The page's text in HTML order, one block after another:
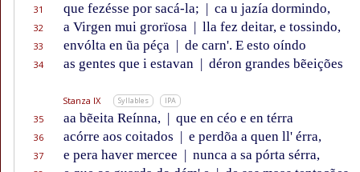
31 que fezésse por sacá-la; | ca u jazía dormindo,
32 a Virgen mui grorïosa | lla fez deitar, e tossindo,
33 envólta en ũa péça | de carn'. E esto oíndo
34 as gentes que i estavan | déron grandes bẽeições
Stanza IX Syllables IPA
35 aa bẽeita Reínna, | que en céo e en térra
36 acórre aos coitados | e perdõa a quen ll' érra,
37 e pera haver mercee | nunca a sa pórta sérra,